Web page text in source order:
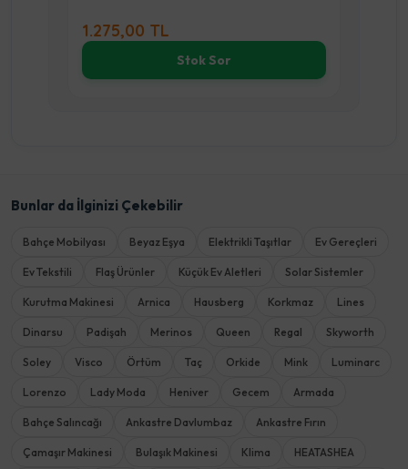
1.740,00 TL
Stok Sor
Bunlar da İlginizi Çekebilir
Bahçe Mobilyası Beyaz Eşya Elektrikli Taşıtlar Ev Gereçleri
Ev Tekstili Flaş Ürünler Küçük Ev Aletleri Solar Sistemler
Kurutma Makinesi Arnica Hausberg Korkmaz Lines
Dinarsu Padişah Merinos Queen Regal Skyworth
Soley Visco Örtüm Taç Orkide Mink Luminarc
Lorenzo Lady Moda Heniver Gecem Armada
Bahçe Salıncağı Ankastre Davlumbaz Ankastre Fırın
Çamaşır Makinesi Bulaşık Makinesi Klima HEATASHEA